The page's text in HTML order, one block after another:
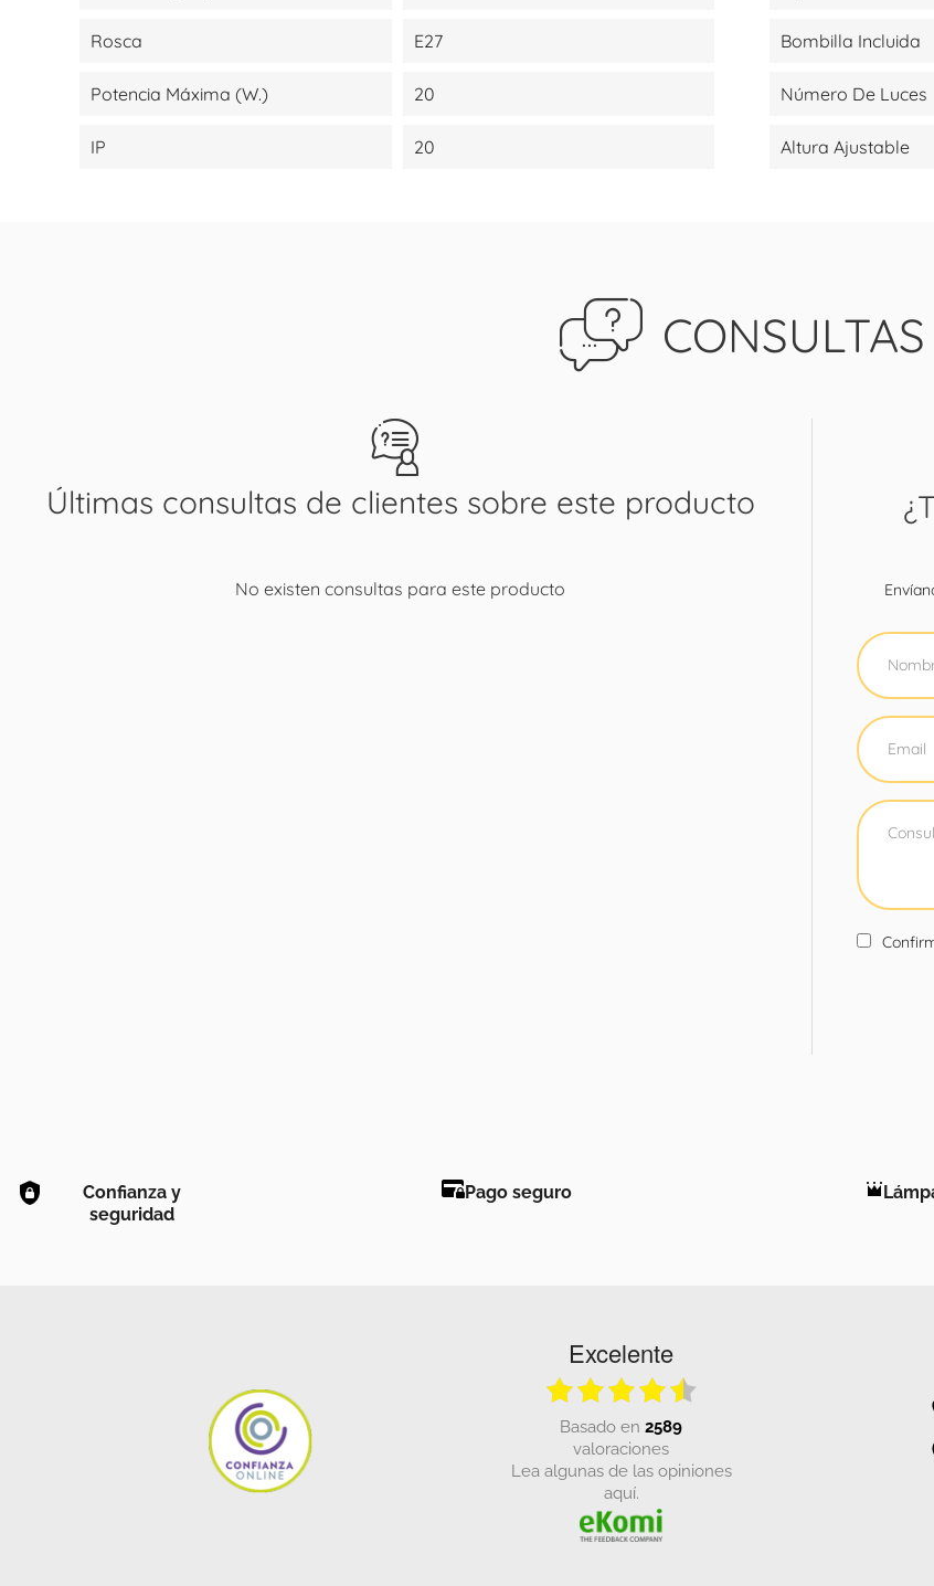
Rosca E27 Bombilla Incluida
Potencia Máxima (W.) 20 Número De Luces
IP 20 Altura Ajustable
CONSULTAS
Últimas consultas de clientes sobre este producto
No existen consultas para este producto
Confianza y
seguridad
Pago seguro
Excelente
basado en 2589
valoraciones
Lea algunas de las opiniones
aquí.